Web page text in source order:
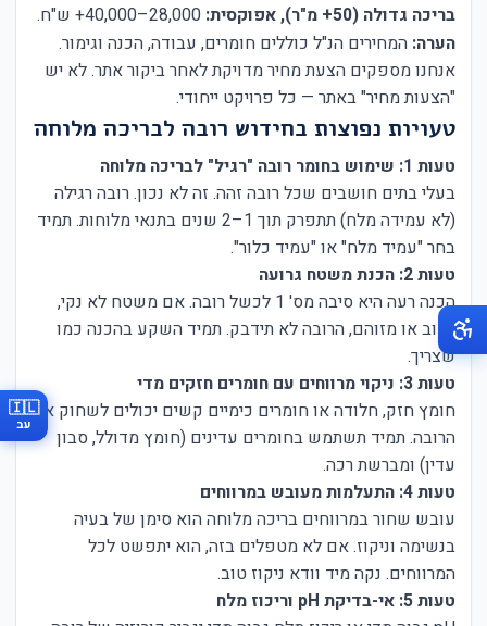
בריכה גדולה (50+ מ"ר), אפוקסית:
הערה: המחירים הנ"ל כוללים חומרים, עבודה, הכנה וגימור.
אנחנו מספקים הצעת מחיר מדויקת לאחר ביקור אתר. לא יש
"הצעות מחיר" באתר — כל פרויקט ייחודי.
טעויות נפוצות בחידוש רובה לבריכה מלוחה
טעות 1: שימוש בחומר רובה "רגיל" לבריכה מלוחה
בעלי בתים חושבים שכל רובה זהה. זה לא נכון. רובה רגילה
(לא עמידה מלח) תתפרק תוך 1–2 שנים בתנאי מלוחות. תמיד
בחר "עמיד מלח" או "עמיד כלור".
טעות 2: הכנת משטח גרועה
הכנה רעה היא סיבה מס' 1 לכשל רובה. אם משטח לא נקי,
רטוב או מזוהם, הרובה לא תידבק. תמיד השקע בהכנה כמו
שצריך.
טעות 3: ניקוי מרווחים עם חומרים חזקים מדי
חומץ חזק, חלודה או חומרים כימיים קשים יכולים לשחוק את
הרובה. תמיד תשתמש בחומרים עדינים (חומץ מדולל, סבון
עדין) ומברשת רכה.
טעות 4: התעלמות מעובש במרווחים
עובש שחור במרווחים בריכה מלוחה הוא סימן של בעיה
בנשימה וניקוז. אם לא מטפלים בזה, הוא יתפשט לכל
המרווחים. נקה מיד וודא ניקוז טוב.
טעות 5: אי-בדיקת pH וריכוז מלח
🇮🇱
עב